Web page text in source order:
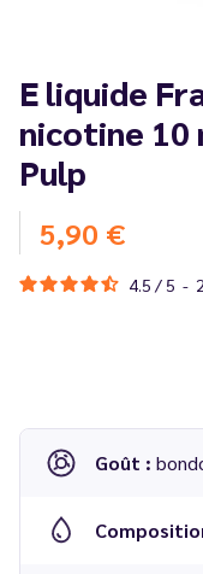
E liquide
nicotine 10
Pulp
5,90 €
4.5 / 5 - 2
Goût :